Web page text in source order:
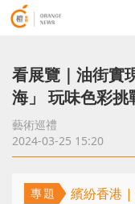
看展覽｜油街實
海」 玩味色彩挑
藝術巡禮
2024-03-25 15:20
專題 繽紛香港 |